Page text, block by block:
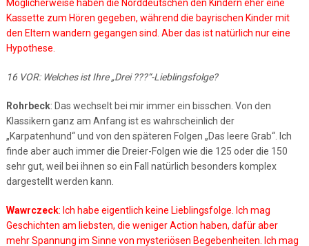
Möglicherweise haben die Norddeutschen den Kindern eher eine
Kassette zum Hören gegeben, während die bayrischen Kinder mit
den Eltern wandern gegangen sind. Aber das ist natürlich nur eine
Hypothese.
16 VOR: Welches ist Ihre „Drei ???“-Lieblingsfolge?
Rohrbeck: Das wechselt bei mir immer ein bisschen. Von den
Klassikern ganz am Anfang ist es wahrscheinlich der
„Karpatenhund“ und von den späteren Folgen „Das leere Grab“. Ich
finde aber auch immer die Dreier-Folgen wie die 125 oder die 150
sehr gut, weil bei ihnen so ein Fall natürlich besonders komplex
dargestellt werden kann.
Wawrczeck: Ich habe eigentlich keine Lieblingsfolge. Ich mag
Geschichten am liebsten, die weniger Action haben, dafür aber
mehr Spannung im Sinne von mysteriösen Begebenheiten. Ich mag